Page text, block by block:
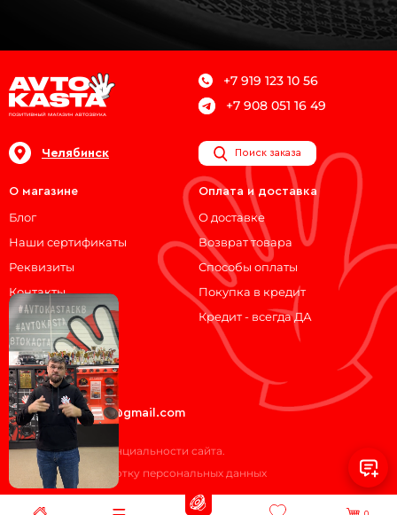
+7 919 123 10 56
+7 908 051 16 49
Челябинск Поиск заказа
О магазине
Блог
Наши сертификаты
Реквизиты
Контакты
Оплата и доставка
О доставке
Возврат товара
Способы оплаты
Покупка в кредит
Кредит - всегда ДА
Мы на связи!
ВКонтакте
Telegram
avtokasta74@gmail.com
Политика конфиденциальности сайта.
Согласие на обработку персональных данных